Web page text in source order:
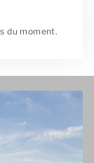
du moment.